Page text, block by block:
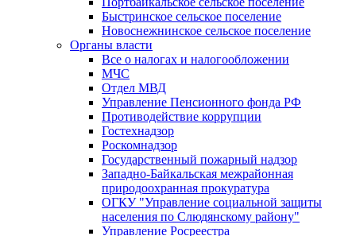
Быстринское сельское поселение
Новоснежнинское сельское поселение
Органы власти
Все о налогах и налогообложении
МЧС
Отдел МВД
Управление Пенсионного фонда РФ
Противодействие коррупции
Гостехнадзор
Роскомнадзор
Государственный пожарный надзор
Западно-Байкальская межрайонная
природоохранная прокуратура
ОГКУ "Управление социальной защиты
населения по Слюдянскому району"
Управление Росреестра